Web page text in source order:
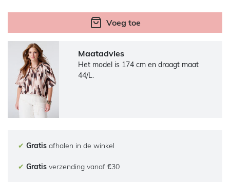
Voeg toe
Maatadvies
Het model is 174 cm en draagt maat
44/L.
✔ Gratis afhalen in de winkel
✔ Gratis verzending vanaf €30